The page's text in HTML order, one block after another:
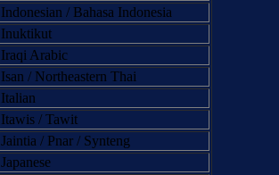
Indonesian / Bahasa Indonesia
Inuktikut
Iraqi Arabic
Isan / Northeastern Thai
Italian
Itawis / Tawit
Jaintia / Pnar / Synteng
Japanese